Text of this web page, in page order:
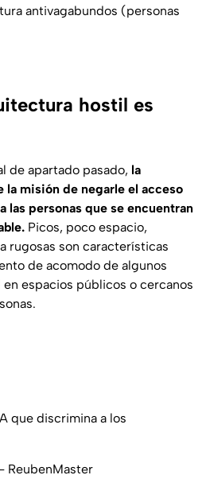
antivagabundos (personas
hostil es
de apartado pasado, la
misión de negarle el acceso
las personas que se encuentran
Picos, poco espacio,
rugosas son características
de acomodo de algunos
espacios públicos o cercanos
que discrimina a los
ReubenMaster